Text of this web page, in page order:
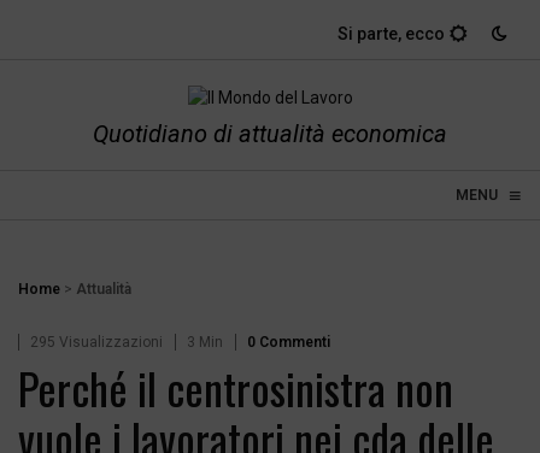
Si parte, ecco quanti
Quotidiano di attualità economica
MENU ≡
☰
Home > Attualità
295 Visualizzazioni 3 Min 0 Commenti
Perché il centrosinistra non
vuole i lavoratori nei cda delle